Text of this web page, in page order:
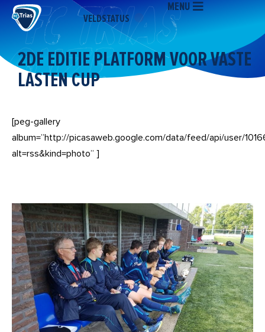
naar
inhoud
VELDSTATUS
MENU
2DE EDITIE PLATFORM VOOR VASTE
LASTEN CUP
[peg-gallery
album=”http://picasaweb.google.com/data/feed/api/user/
alt=rss&kind=photo” ]